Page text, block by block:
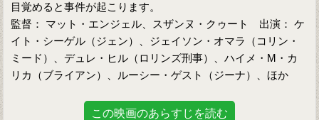
目覚めると事件が起こります。
監督： マット・エンジェル、スザンヌ・クゥート 出演： ケ
イト・シーゲル（ジェン）、ジェイソン・オマラ（コリン・
ミード）、デュレ・ヒル（ロリンズ刑事）、ハイメ・M・カ
リカ（ブライアン）、ルーシー・ゲスト（ジーナ）、ほか
この映画のあらすじを読む